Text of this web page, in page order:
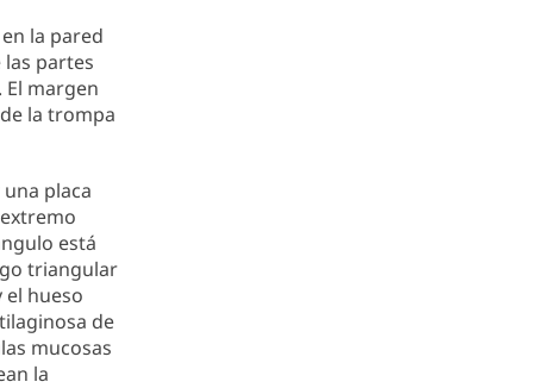
la pared
partes
margen
la trompa
placa
está
triangular
hueso
de
mucosas
la